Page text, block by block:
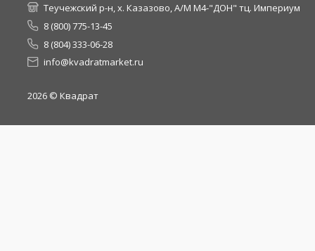
Теучежский р-н, х. Казазово, А/М М4-"ДОН" тц. Империум
8 (800) 775-13-45
8 (804) 333-06-28
info@kvadratmarket.ru
2026 © Квадрат